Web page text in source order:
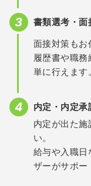
書類選考・面
面接対策もお
履歴書や職
単に行えます。
内定・内定承
内定が出た施
い。
給与や入職日
ザーがサポー